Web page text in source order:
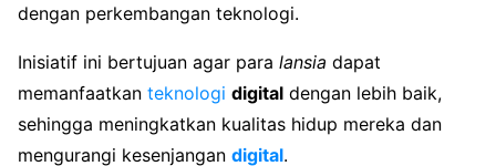
dengan perkembangan teknologi.
Inisiatif ini bertujuan agar para lansia dapat
memanfaatkan teknologi digital dengan lebih baik,
sehingga meningkatkan kualitas hidup mereka dan
mengurangi kesenjangan digital.